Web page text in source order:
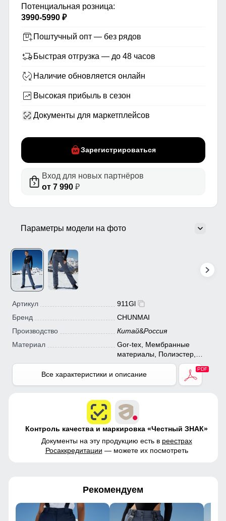
Потенциальная розница:
3990-5990 ₽
Поштучный опт — без рядов
Быстрая отгрузка — до 48 часов
Наличие обновляется онлайн
Высокая прибыль в сезон
Документы для маркетплейсов
Зарегистрироваться
Вход для новых партнёров
от 7 990₽
Параметры модели на фото
Артикул
911Gl
Бренд
CHUNMAI
Производство
Китай&Россия
Материал
Gor-tex, Мембранные
материалы, Полиэстер,
Плащевка, Тефлон, Ткань,
Экологичные материалы
Все характеристики и описание
Контроль качества и маркировка «Честный ЗНАК»
Документы на эту продукцию есть в реестрах
Росаккредитации — можете их посмотреть
Рекомендуем